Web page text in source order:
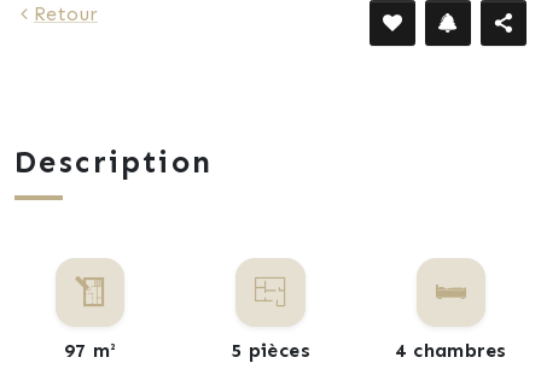
Retour
Description
97 m² 5 pièces 4 chambres